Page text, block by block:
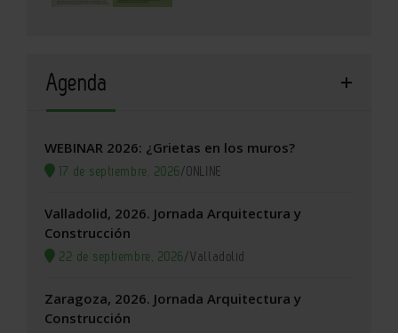
Agenda
WEBINAR 2026: ¿Grietas en los muros?
17 de septiembre, 2026/ONLINE
Valladolid, 2026. Jornada Arquitectura y
Construcción
22 de septiembre, 2026/Valladolid
Zaragoza, 2026. Jornada Arquitectura y
Construcción